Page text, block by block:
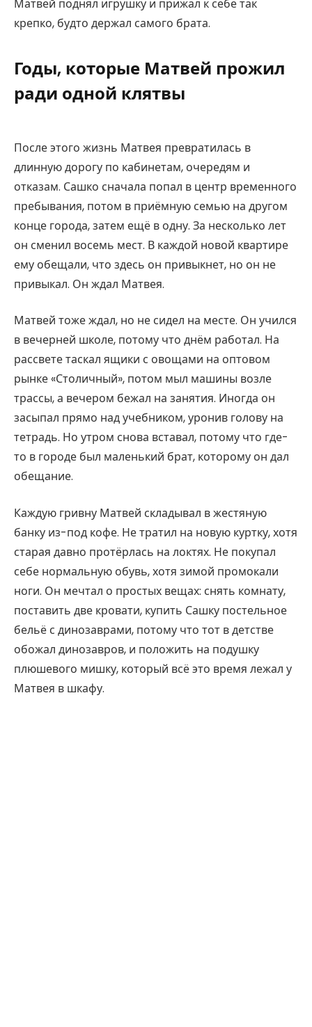
Матвей поднял игрушку и прижал к себе так
крепко, будто держал самого брата.
Годы, которые Матвей прожил
ради одной клятвы
После этого жизнь Матвея превратилась в
длинную дорогу по кабинетам, очередям и
отказам. Сашко сначала попал в центр временного
пребывания, потом в приёмную семью на другом
конце города, затем ещё в одну. За несколько лет
он сменил восемь мест. В каждой новой квартире
ему обещали, что здесь он привыкнет, но он не
привыкал. Он ждал Матвея.
Матвей тоже ждал, но не сидел на месте. Он учился
в вечерней школе, потому что днём работал. На
рассвете таскал ящики с овощами на оптовом
рынке «Столичный», потом мыл машины возле
трассы, а вечером бежал на занятия. Иногда он
засыпал прямо над учебником, уронив голову на
тетрадь. Но утром снова вставал, потому что где-
то в городе был маленький брат, которому он дал
обещание.
Каждую гривну Матвей складывал в жестяную
банку из-под кофе. Не тратил на новую куртку, хотя
старая давно протёрлась на локтях. Не покупал
себе нормальную обувь, хотя зимой промокали
ноги. Он мечтал о простых вещах: снять комнату,
поставить две кровати, купить Сашку постельное
бельё с динозаврами, потому что тот в детстве
обожал динозавров, и положить на подушку
плюшевого мишку, который всё это время лежал у
Матвея в шкафу.